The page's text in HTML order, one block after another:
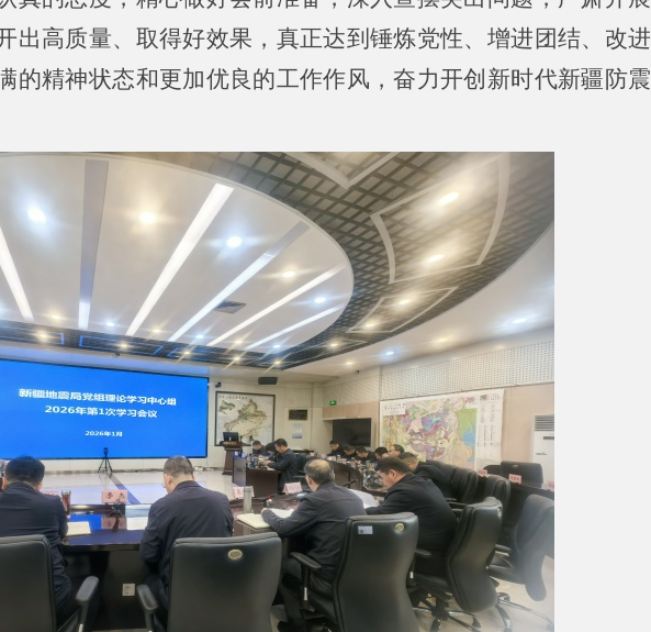
出高质量、取得好效果，真正达到锤炼党性、增进团结、改进
的精神状态和更加优良的工作作风，奋力开创新时代新疆防震